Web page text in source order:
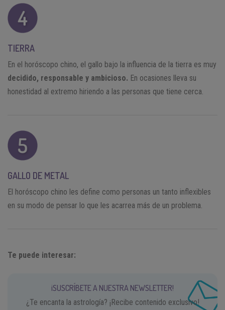
TIERRA
En el horóscopo chino, el gallo bajo la influencia de la tierra es muy
decidido, responsable y ambicioso. En ocasiones lleva su
honestidad al extremo hiriendo a las personas que tiene cerca.
GALLO DE METAL
El horóscopo chino les define como personas un tanto inflexibles
en su modo de pensar lo que les acarrea más de un problema.
Te puede interesar:
¡SUSCRÍBETE A NUESTRA NEWSLETTER!
¿Te encanta la astrología? ¡Recibe contenido exclusivo!